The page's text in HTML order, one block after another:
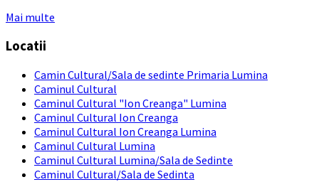
Back
calendar
Mai multe
Locatii
Camin Cultural/Sala de sedinte Primaria Lumina
Caminul Cultural
Caminul Cultural "Ion Creanga" Lumina
Caminul Cultural Ion Creanga
Caminul Cultural Ion Creanga Lumina
Caminul Cultural Lumina
Caminul Cultural Lumina/Sala de Sedinte
Caminul Cultural/Sala de Sedinta